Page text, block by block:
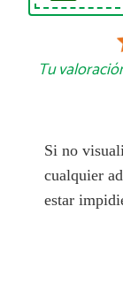
Tu
Si no
cualquier
estar